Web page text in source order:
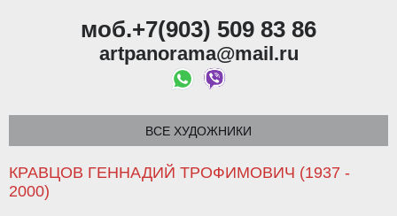
моб.+7(903) 509 83 86
artpanorama@mail.ru
ВСЕ ХУДОЖНИКИ
КРАВЦОВ ГЕННАДИЙ ТРОФИМОВИЧ (1937 -
2000)